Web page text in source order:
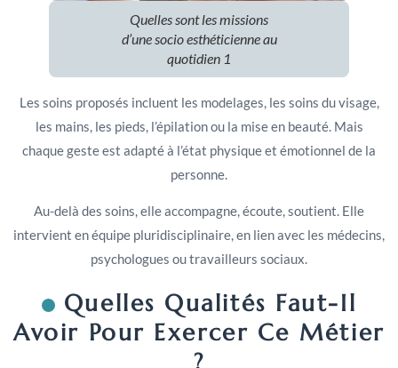
Quelles sont les missions
d’une socio esthéticienne au
quotidien 1
Les soins proposés incluent les modelages, les soins du visage,
les mains, les pieds, l’épilation ou la mise en beauté. Mais
chaque geste est adapté à l’état physique et émotionnel de la
personne.
Au-delà des soins, elle accompagne, écoute, soutient. Elle
intervient en équipe pluridisciplinaire, en lien avec les médecins,
psychologues ou travailleurs sociaux.
Quelles Qualités Faut-Il
Avoir Pour Exercer Ce Métier
?